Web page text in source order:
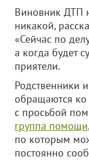
Виновник ДТП
никакой,
«Сейчас по
а когда будет
приятели.
Родственники
обращаются
с просьбой
группа помощи
по которым
постоянно